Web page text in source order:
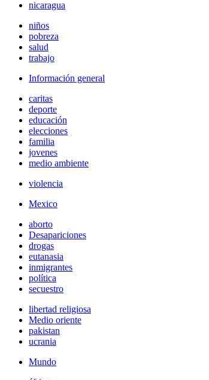
nicaragua
niños
pobreza
salud
trabajo
Información general
caritas
deporte
educación
elecciones
familia
jovenes
medio ambiente
violencia
Mexico
aborto
Desapariciones
drogas
eutanasia
inmigrantes
política
secuestro
libertad religiosa
Medio oriente
pakistan
ucrania
Mundo